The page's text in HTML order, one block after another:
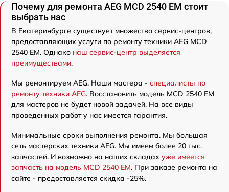
Почему для ремонта AEG MCD 2540 EM стоит
выбрать нас
В Екатеринбурге существует множество сервис-центров,
предоставляющих услуги по ремонту техники AEG MCD
2540 EM. Однако наш сервис-центр выделяется
преимуществами.
Мы ремонтируем AEG. Наши мастера - специалисты по
ремонту техники AEG. Восстановить модель MCD 2540 EM
для мастеров не будет новой задачей. На все виды
проведенных работ у нас имеется гарантия.
Минимальные сроки выполнения ремонта. Мы большая
сеть мастерских техники AEG. Мы имеем более 20 тыс.
запчастей. И возможно на наших складах уже имеется
запчасть на модель MCD 2540 EM. При заказе ремонта на
сайте - предоставляется скидка -25%.